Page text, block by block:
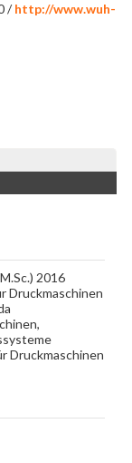
/ http://www.wuh-
2016
Druckmaschinen
Druckmaschinen